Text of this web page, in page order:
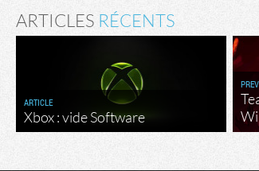
ARTICLES RÉCENTS
ARTICLE
Xbox : vide Software